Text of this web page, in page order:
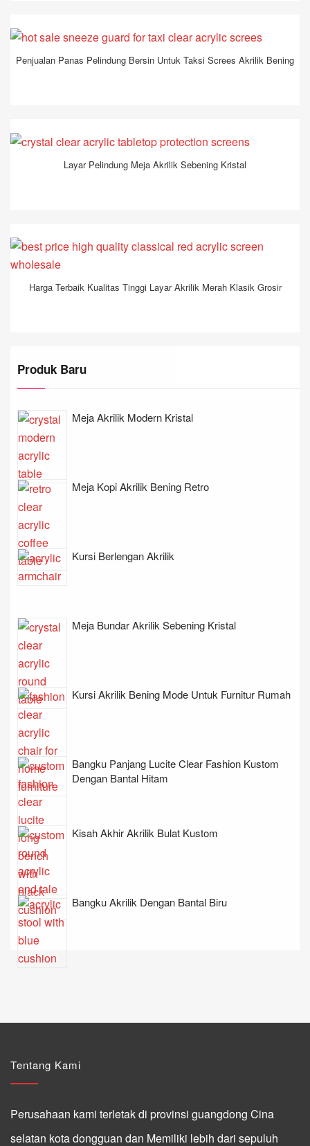
Penjualan Panas Pelindung Bersin Untuk Taksi Screes Akrilik Bening
Layar Pelindung Meja Akrilik Sebening Kristal
Harga Terbaik Kualitas Tinggi Layar Akrilik Merah Klasik Grosir
Produk Baru
Meja Akrilik Modern Kristal
Meja Kopi Akrilik Bening Retro
Kursi Berlengan Akrilik
Meja Bundar Akrilik Sebening Kristal
Kursi Akrilik Bening Mode Untuk Furnitur Rumah
Bangku Panjang Lucite Clear Fashion Kustom
Dengan Bantal Hitam
Kisah Akhir Akrilik Bulat Kustom
Bangku Akrilik Dengan Bantal Biru
Tentang Kami
Perusahaan kami terletak di provinsi guangdong Cina
selatan kota dongguan dan Memiliki lebih dari sepuluh